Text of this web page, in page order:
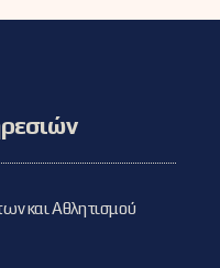
και Αθλητισμού